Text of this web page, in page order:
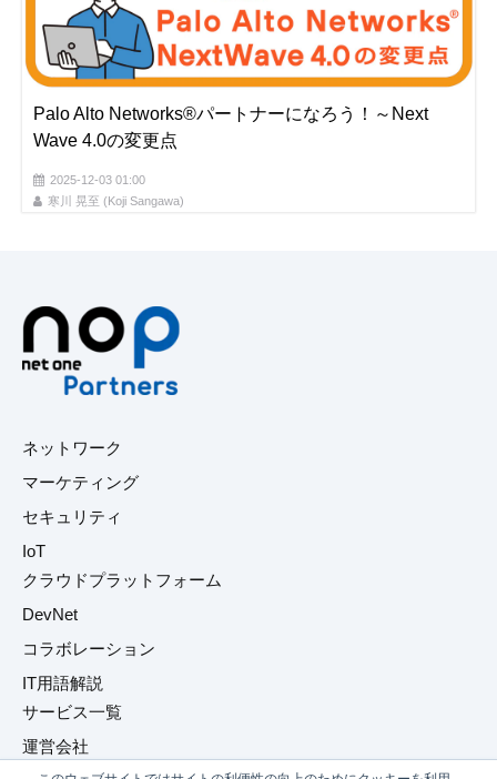
Palo Alto Networks®パートナーになろう！～Next
Wave 4.0の変更点
2025-12-03 01:00
寒川 晃至 (Koji Sangawa)
ネットワーク
マーケティング
セキュリティ
IoT
クラウドプラットフォーム
DevNet
コラボレーション
IT用語解説
サービス一覧
運営会社